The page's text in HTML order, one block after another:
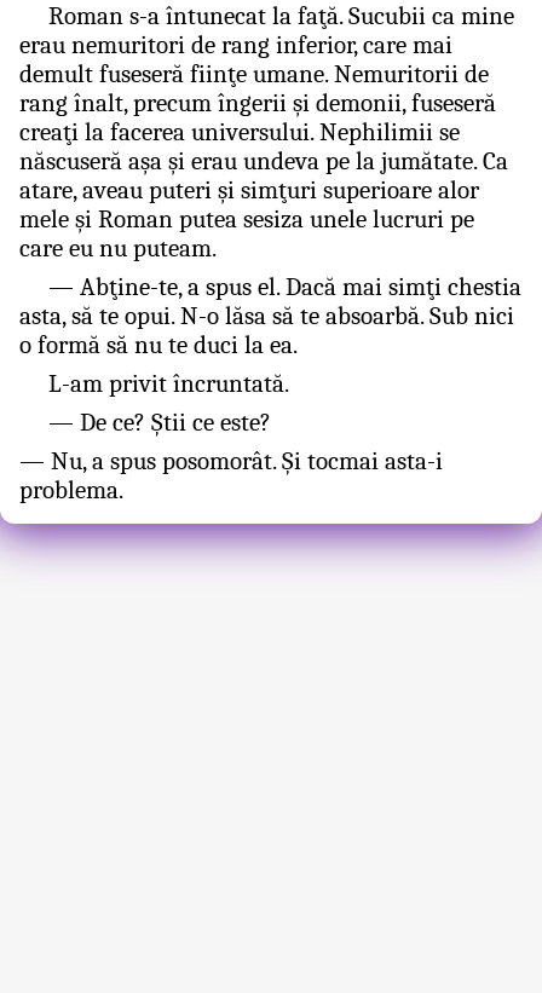
Roman s-a întunecat la faţă. Sucubii ca mine
erau nemuritori de rang inferior, care mai
demult fuseseră fiinţe umane. Nemuritorii de
rang înalt, precum îngerii şi demonii, fuseseră
creaţi la facerea universului. Nephilimii se
născuseră aşa şi erau undeva pe la jumătate. Ca
atare, aveau puteri şi simţuri superioare alor
mele şi Roman putea sesiza unele lucruri pe
care eu nu puteam.
— Abţine-te, a spus el. Dacă mai simţi chestia
asta, să te opui. N-o lăsa să te absoarbă. Sub nici
o formă să nu te duci la ea.
L-am privit încruntată.
— De ce? Ştii ce este?
— Nu, a spus posomorât. Şi tocmai asta-i
problema.